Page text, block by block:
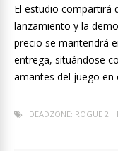
El estudio compartirá
lanzamiento y la
precio se mantendrá
entrega, situándose
amantes del juego en
DEADZONE: ROGUE 2